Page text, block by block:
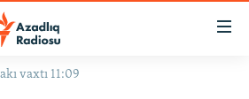
vaxtı 11:09